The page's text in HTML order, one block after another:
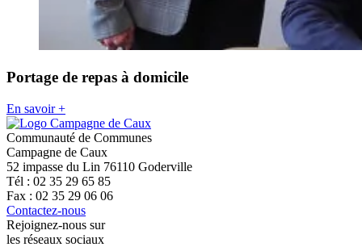
Portage de repas à domicile
En savoir +
Communauté de Communes
Campagne de Caux
52 impasse du Lin 76110 Goderville
Tél : 02 35 29 65 85
Fax : 02 35 29 06 06
Contactez-nous
Rejoignez-nous sur
les réseaux sociaux